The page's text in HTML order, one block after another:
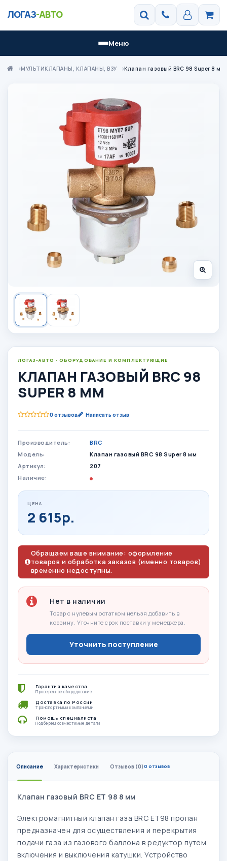
ЛОГАЗ-АВТО
Меню
МУЛЬТИКЛАПАНЫ, КЛАПАНЫ, ВЗУ Клапан газовый BRC 98 Super 8 мм
ЛОГАЗ-АВТО · ОБОРУДОВАНИЕ И КОМПЛЕКТУЮЩИЕ
КЛАПАН ГАЗОВЫЙ BRC 98
SUPER 8 ММ
0 отзывов Написать отзыв
Производитель:
BRC
Модель:
Клапан газовый BRC 98 Super 8 мм
Артикул:
207
Наличие:
ЦЕНА
2 615р.
Обращаем ваше внимание: оформление
товаров и обработка заказов (именно товаров)
временно недоступны.
Нет в наличии
Товар с нулевым остатком нельзя добавить в
корзину. Уточните срок поставки у менеджера.
Уточнить поступление
Гарантия качества
Проверенное оборудование
Доставка по России
Транспортными компаниями
Помощь специалиста
Подберём совместимые детали
Описание Характеристики Отзывов (0)0 отзывов
Клапан газовый BRC ЕТ 98 8 мм
Электромагнитный клапан газа BRC ET98 пропан
предназначен для осуществления и перекрытия
подачи газа из газового баллона в редуктор путем
включения и выключения катушки. Устройство